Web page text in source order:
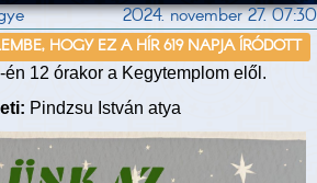
2024. november 27. 07:30
HOGY EZ A HÍR 619 NAPJA ÍRÓDOTT
én 12 órakor a Kegytemplom elől.
Pindzsu István atya